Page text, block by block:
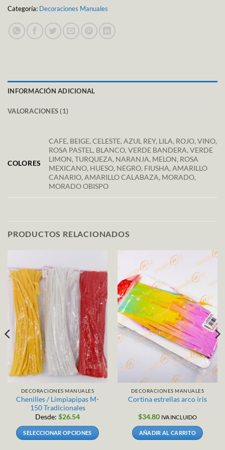
Categoría: Decoraciones Manuales
INFORMACIÓN ADICIONAL
VALORACIONES (1)
COLORES
CAFE, BEIGE, CELESTE, AZUL REY, LILA, ROJO, VINO,
ROSA PASTEL, BLANCO, VERDE BANDERA, VERDE
LIMON, TURQUEZA, NARANJA, MELON, ROSA
MEXICANO, HUESO, NEGRO, FIUSHA, AMARILLO
CANARIO, AMARILLO CALABAZA, MORADO,
MORADO OBISPO
PRODUCTOS RELACIONADOS
DECORACIONES MANUALES
Chenilles / Limpiapipas M-
150 Tradicionales
Desde: $26.54
SELECCIONAR OPCIONES
DECORACIONES MANUALES
Cortina estrellas arco iris
$34.80 IVA INCLUIDO
AÑADIR AL CARRITO